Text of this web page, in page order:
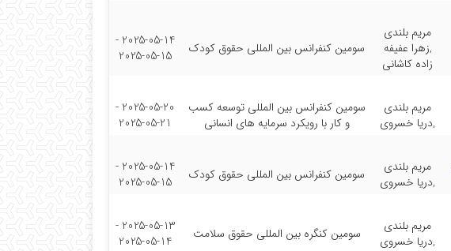
مریم بلندی
,زهرا عفیفه
زاده کاشانی
سومین کنفرانس بین المللی حقوق کودک
2025-05-14 -
2025-05-15
مریم بلندی
,دریا خسروی
سومین کنفرانس بین المللی توسعه کسب
و کار با رویکرد سرمایه های انسانی
2025-05-20 -
2025-05-21
مریم بلندی
,دریا خسروی
سومین کنفرانس بین المللی حقوق کودک
2025-05-14 -
2025-05-15
مریم بلندی
,دریا خسروی
سومین کنگره بین المللی حقوق سلامت
2025-05-13 -
2025-05-14